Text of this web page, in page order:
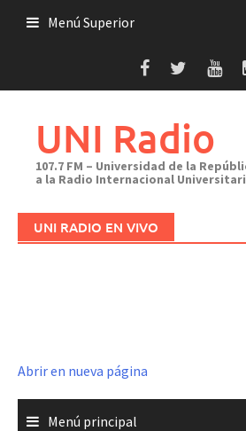
Menú Superior
UNI Radio
107.7 FM – Universidad de la
a la Radio Internacional
UNI RADIO EN VIVO
Abrir en nueva página
Menú principal